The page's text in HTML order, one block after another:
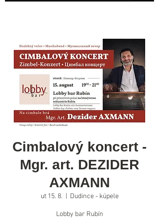
Cimbalový koncert -
Mgr. art. DEZIDER
AXMANN
ut 15. 8. Dudince - kúpele
Lobby bar Rubín